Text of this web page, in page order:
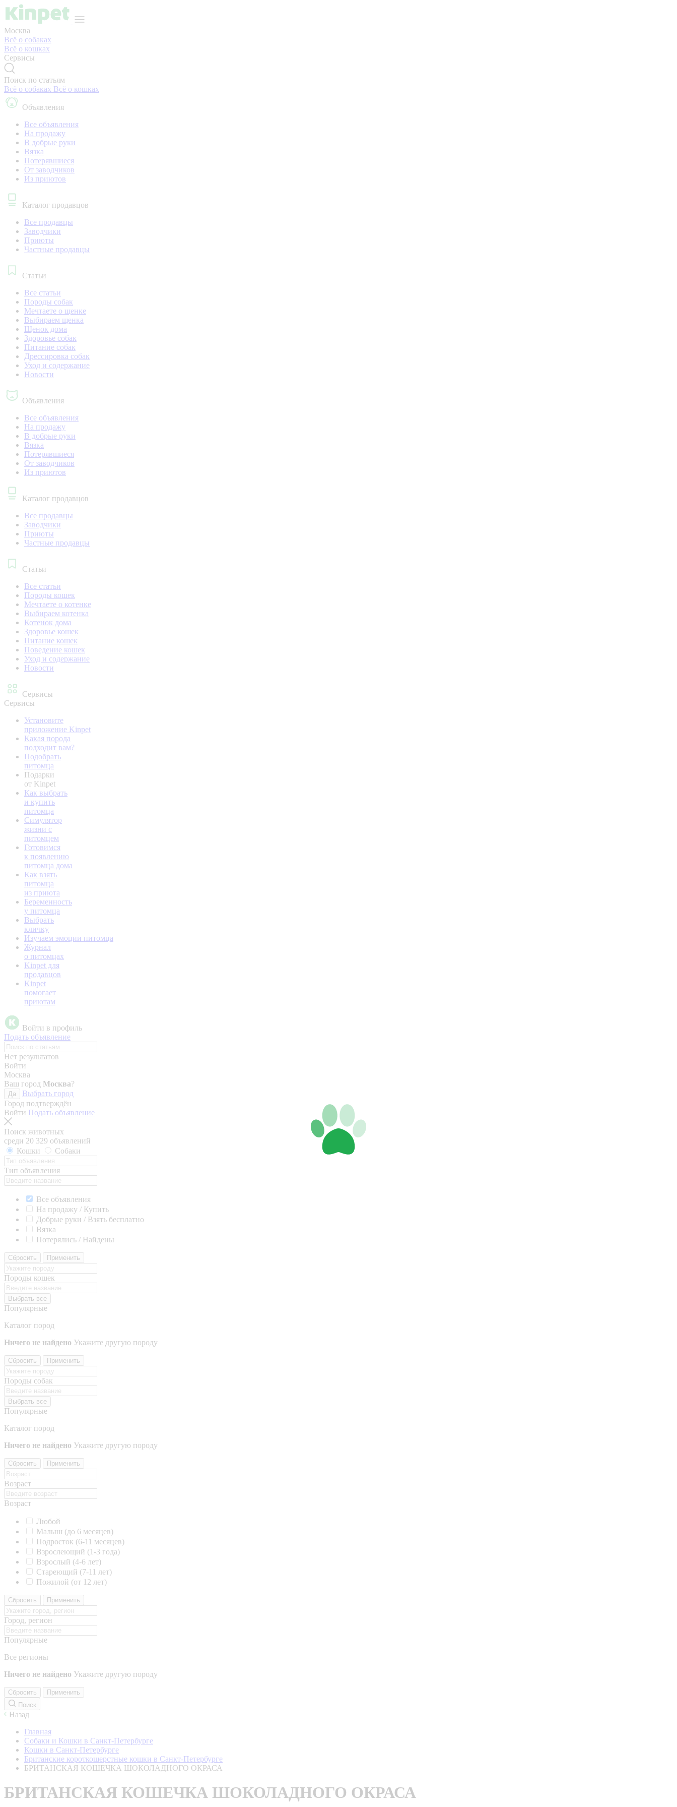
Москва
Всё о собаках
Всё о кошках
Сервисы
Поиск по статьям
Всё о собаках Всё о кошках
Объявления
Все объявления
На продажу
В добрые руки
Вязка
Потерявшиеся
От заводчиков
Из приютов
Каталог продавцов
Все продавцы
Заводчики
Приюты
Частные продавцы
Статьи
Все статьи
Породы собак
Мечтаете о щенке
Выбираем щенка
Щенок дома
Здоровье собак
Питание собак
Дрессировка собак
Уход и содержание
Новости
Объявления
Все объявления
На продажу
В добрые руки
Вязка
Потерявшиеся
От заводчиков
Из приютов
Каталог продавцов
Все продавцы
Заводчики
Приюты
Частные продавцы
Статьи
Все статьи
Породы кошек
Мечтаете о котенке
Выбираем котенка
Котенок дома
Здоровье кошек
Питание кошек
Поведение кошек
Уход и содержание
Новости
Сервисы
Сервисы
Установите
приложение Kinpet
Какая порода
подходит вам?
Подобрать
питомца
Подарки
от Kinpet
Как выбрать
и купить
питомца
Симулятор
жизни с
питомцем
Готовимся
к появлению
питомца дома
Как взять
питомца
из приюта
Беременность
у питомца
Выбрать
кличку
Изучаем эмоции питомца
Журнал
о питомцах
Kinpet для
продавцов
Kinpet
помогает
приютам
Войти в профиль
Подать объявление
Нет результатов
Войти
Москва
Ваш город Москва?
Да
Выбрать город
Город подтверждён
Войти Подать объявление
Поиск животных
среди 20 329 объявлений
Кошки
Собаки
Тип объявления
Все объявления
На продажу / Купить
Добрые руки / Взять бесплатно
Вязка
Потерялись / Найдены
Сбросить Применить
Породы кошек
Выбрать все
Популярные
Каталог пород
Ничего не найдено Укажите другую породу
Сбросить Применить
Породы собак
Выбрать все
Популярные
Каталог пород
Ничего не найдено Укажите другую породу
Сбросить Применить
Возраст
Возраст
Любой
Малыш (до 6 месяцев)
Подросток (6-11 месяцев)
Взрослеющий (1-3 года)
Взрослый (4-6 лет)
Стареющий (7-11 лет)
Пожилой (от 12 лет)
Сбросить Применить
Город, регион
Популярные
Все регионы
Ничего не найдено Укажите другую породу
Сбросить
Применить
Поиск
Назад
Главная
Собаки и Кошки в Санкт-Петербурге
Кошки в Санкт-Петербурге
Британские короткошерстные кошки в Санкт-Петербурге
БРИТАНСКАЯ КОШЕЧКА ШОКОЛАДНОГО ОКРАСА
БРИТАНСКАЯ КОШЕЧКА ШОКОЛАДНОГО ОКРАСА